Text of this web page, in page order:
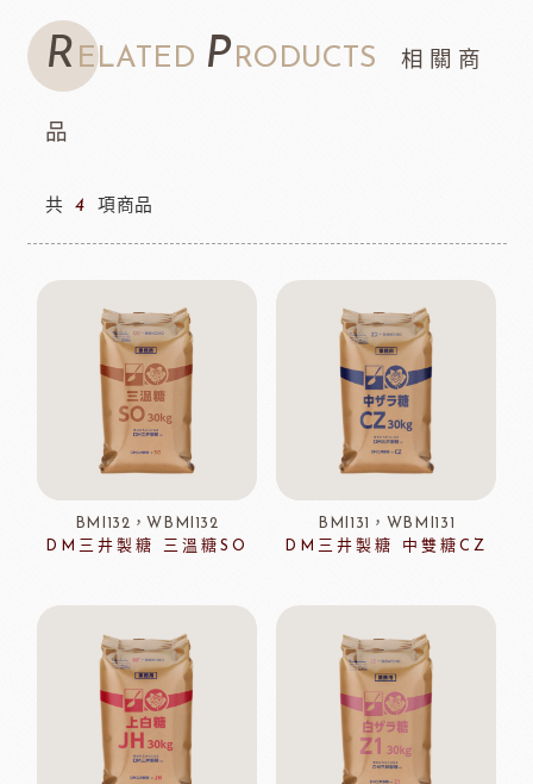
R ELATED P RODUCTS 相關商
品
共 4 項商品
BMI132，WBMI132
DM三井製糖 三溫糖SO
BMI131，WBMI131
DM三井製糖 中雙糖CZ